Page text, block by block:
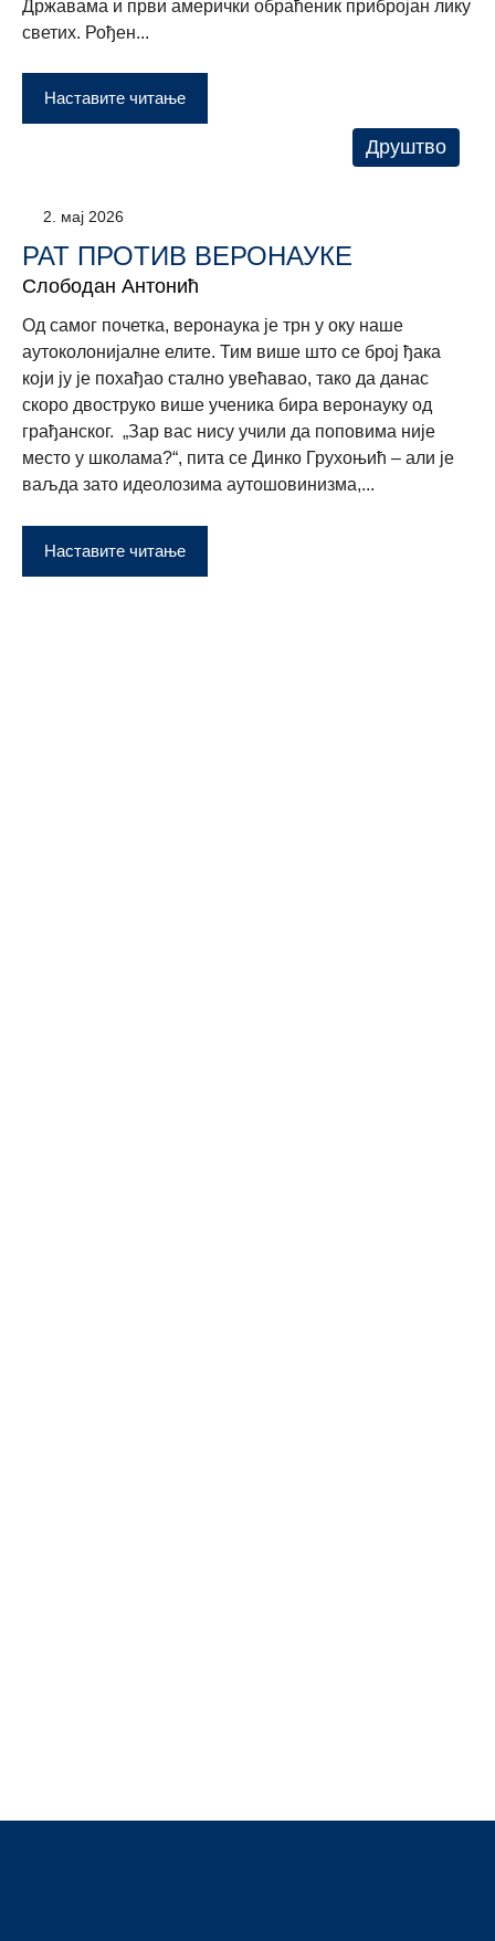
Државама и први амерички обраћеник прибројан лику
светих. Рођен...
Наставите читање
Друштво
2. мај 2026
РАТ ПРОТИВ ВЕРОНАУКЕ
Слободан Антонић
Од самог почетка, веронаука је трн у оку наше
аутоколонијалне елите. Тим више што се број ђака
који ју је похађао стално увећавао, тако да данас
скоро двоструко више ученика бира веронауку од
грађанског. „Зар вас нису учили да поповима није
место у школама?“, пита се Динко Грухоњић – али је
ваљда зато идеолозима аутошовинизма,...
Наставите читање